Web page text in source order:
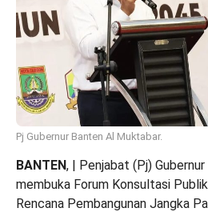
Pj Gubernur Banten Al Muktabar.
BANTEN, | Penjabat (Pj)
membuka Forum Konsultasi
Rencana Pembangunan Jangka